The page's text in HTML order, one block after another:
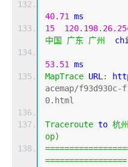
40.71
ms
15
120.198.
中国
广东 广州
53.51
ms
MapTrace URL :
acemap/f93d930c-
0.html
Traceroute to 杭
op)
=================